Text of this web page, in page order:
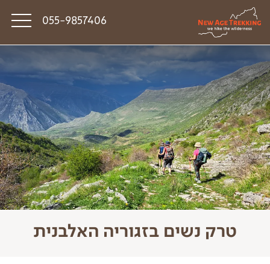
055-9857406
סיפורי דרך
פודקאסט טראק טוק
תקנון
טרק נשים בזגוריה האלבנית